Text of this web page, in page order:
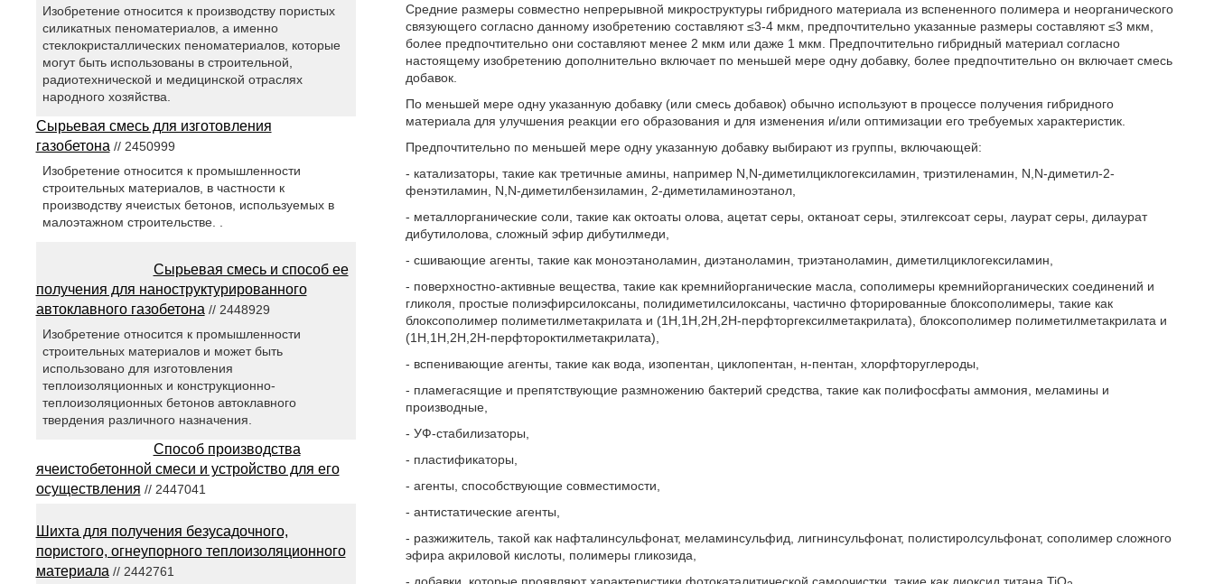
Средние размеры совместно непрерывной микроструктуры гибридного материала из вспененного полимера и неорганического
связующего согласно данному изобретению составляют ≤3-4 мкм, предпочтительно указанные размеры составляют ≤3 мкм,
более предпочтительно они составляют менее 2 мкм или даже 1 мкм. Предпочтительно гибридный материал согласно
настоящему изобретению дополнительно включает по меньшей мере одну добавку, более предпочтительно он включает смесь
добавок.
По меньшей мере одну указанную добавку (или смесь добавок) обычно используют в процессе получения гибридного
материала для улучшения реакции его образования и для изменения и/или оптимизации его требуемых характеристик.
Предпочтительно по меньшей мере одну указанную добавку выбирают из группы, включающей:
- катализаторы, такие как третичные амины, например N,N-диметилциклогексиламин, триэтиленамин, N,N-диметил-2-
фенэтиламин, N,N-диметилбензиламин, 2-диметиламиноэтанол,
- металлорганические соли, такие как октоаты олова, ацетат серы, октаноат серы, этилгексоат серы, лаурат серы, дилаурат
дибутилолова, сложный эфир дибутилмеди,
- сшивающие агенты, такие как моноэтаноламин, диэтаноламин, триэтаноламин, диметилциклогексиламин,
- поверхностно-активные вещества, такие как кремнийорганические масла, сополимеры кремнийорганических соединений и
гликоля, простые полиэфирсилоксаны, полидиметилсилоксаны, частично фторированные блоксополимеры, такие как
блоксополимер полиметилметакрилата и (1Н,1Н,2Н,2Н-перфторгексилметакрилата), блоксополимер полиметилметакрилата и
(1Н,1Н,2Н,2Н-перфтороктилметакрилата),
- вспенивающие агенты, такие как вода, изопентан, циклопентан, н-пентан, хлорфторуглероды,
- пламегасящие и препятствующие размножению бактерий средства, такие как полифосфаты аммония, меламины и
производные,
- УФ-стабилизаторы,
- пластификаторы,
- агенты, способствующие совместимости,
- антистатические агенты,
- разжижитель, такой как нафталинсульфонат, меламинсульфид, лигнинсульфонат, полистиролсульфонат, сополимер сложного
эфира акриловой кислоты, полимеры гликозида,
- добавки, которые проявляют характеристики фотокаталитической самоочистки, такие как диоксид титана TiO
Изобретение относится к производству пористых
силикатных пеноматериалов, а именно
стеклокристаллических пеноматериалов, которые
могут быть использованы в строительной,
радиотехнической и медицинской отраслях
народного хозяйства.
Сырьевая смесь для изготовления
газобетона // 2450999
Изобретение относится к промышленности
строительных материалов, в частности к
производству ячеистых бетонов, используемых в
малоэтажном строительстве. .
Сырьевая смесь и способ ее
получения для наноструктурированного
автоклавного газобетона // 2448929
Изобретение относится к промышленности
строительных материалов и может быть
использовано для изготовления
теплоизоляционных и конструкционно-
теплоизоляционных бетонов автоклавного
твердения различного назначения.
Способ производства
ячеистобетонной смеси и устройство для его
осуществления // 2447041
Шихта для получения безусадочного,
пористого, огнеупорного теплоизоляционного
материала // 2442761